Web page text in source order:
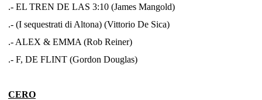
.- EL TREN DE LAS 3:10 (James Mangold)
.- (I sequestrati di Altona) (Vittorio De Sica)
.- ALEX & EMMA (Rob Reiner)
.- F, DE FLINT (Gordon Douglas)
CERO